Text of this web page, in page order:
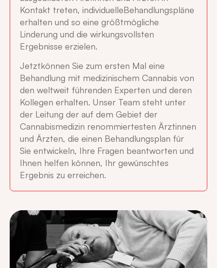
Kontakt treten, individuelleBehandlungspläne
erhalten und so eine größtmögliche
Linderung und die wirkungsvollsten
Ergebnisse erzielen.
Jetztkönnen Sie zum ersten Mal eine
Behandlung mit medizinischem Cannabis von
den weltweit führenden Experten und deren
Kollegen erhalten. Unser Team steht unter
der Leitung der auf dem Gebiet der
Cannabismedizin renommiertesten Ärztinnen
und Ärzten, die einen Behandlungsplan für
Sie entwickeln, Ihre Fragen beantworten und
Ihnen helfen können, Ihr gewünschtes
Ergebnis zu erreichen.